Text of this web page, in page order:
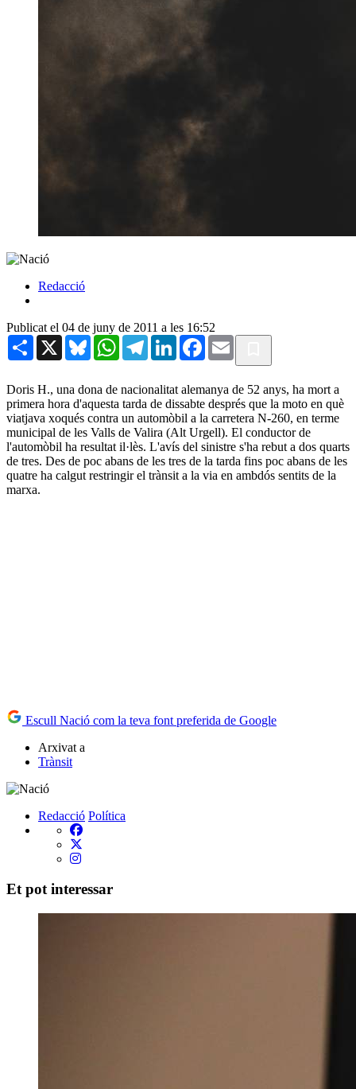
Redacció
Publicat el 04 de juny de 2011 a les 16:52
Share X BlueskyWhatsAppTelegramLinkedInFacebook
Email
Doris H., una dona de nacionalitat alemanya de 52 anys, ha mort a
primera hora d'aquesta tarda de dissabte després que la moto en què
viatjava xoqués contra un automòbil a la carretera N-260, en terme
municipal de les Valls de Valira (Alt Urgell). El conductor de
l'automòbil ha resultat il·lès. L'avís del sinistre s'ha rebut a dos quarts
de tres. Des de poc abans de les tres de la tarda fins poc abans de les
quatre ha calgut restringir el trànsit a la via en ambdós sentits de la
marxa.
Escull Nació com la teva font preferida de Google
Arxivat a
Trànsit
Redacció Política
Et pot interessar